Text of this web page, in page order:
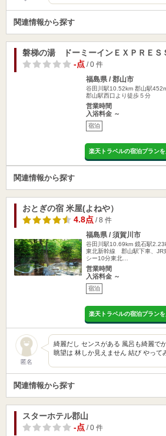
関連情報から探す
磐梯の湯 ドーミーインＥＸＰＲＥＳ
-点/ 0 件
福島県 / 郡山市
谷田川駅10.52km 郡山駅
郡山駅西口より徒歩５分
営業時間
入浴料金 ～
宿泊
楽天トラベルの宿泊プランを
関連情報から探す
おとぎの宿 米屋(よねや）
4.8点/ 8 件
福島県 / 須賀川市
谷田川駅10.69km 鏡石駅
東北新幹線 郡山駅下車、JR
シー10分東北…
営業時間
入浴料金 ～
宿泊
楽天トラベルの宿泊プランを
匿名
綺麗だし センスがある 風呂も綺麗で
眺望は 林しか見えません 結び やって
関連情報から探す
スターホテル郡山
-点/ 0 件